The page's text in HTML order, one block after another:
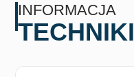
INFORMACJA
TECHNIKI